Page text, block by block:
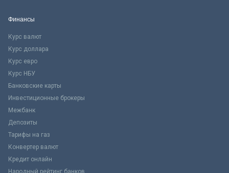
Финансы
Курс валют
Курс доллара
Курс евро
Курс НБУ
Банковские карты
Инвестиционные брокеры
Межбанк
Депозиты
Тарифы на газ
Конвертер валют
Кредит онлайн
Народный рейтинг банков